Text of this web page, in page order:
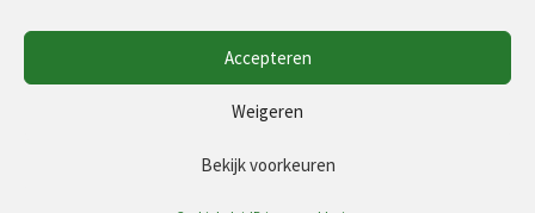
Accepteren
Weigeren
Bekijk voorkeuren
Algemene voorwaarden
Cookiebeleid (EU)